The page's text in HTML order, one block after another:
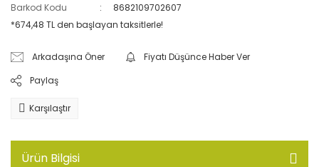
Barkod Kodu
8682109702607
*674,48 TL den başlayan taksitlerle!
Arkadaşına Öner
Fiyatı Düşünce Haber Ver
Paylaş
Karşılaştır
Ürün Bilgisi